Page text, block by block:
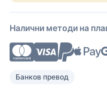
Налични методи на
Банков превод